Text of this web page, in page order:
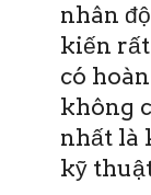
nhân
kiến
có
không
nhất là
kỹ